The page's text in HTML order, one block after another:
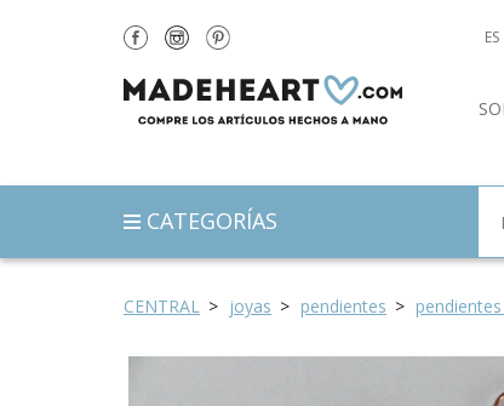
CENTRAL joyas pendientes
ES
CATEGORÍAS